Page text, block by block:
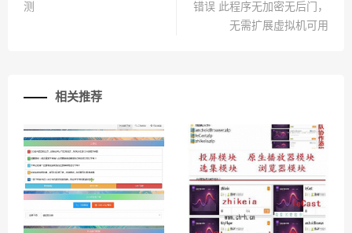
测
错误 此程序无加密无后门，
无需扩展虚拟机可用
相关推荐